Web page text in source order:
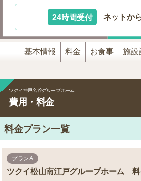
24時間受付 ネットか
基本情報 料金 お食事 施設
ツクイ神戸名谷グループホーム
費用・料金
料金プラン一覧
プランA
ツクイ松山南江戸グループホーム 料